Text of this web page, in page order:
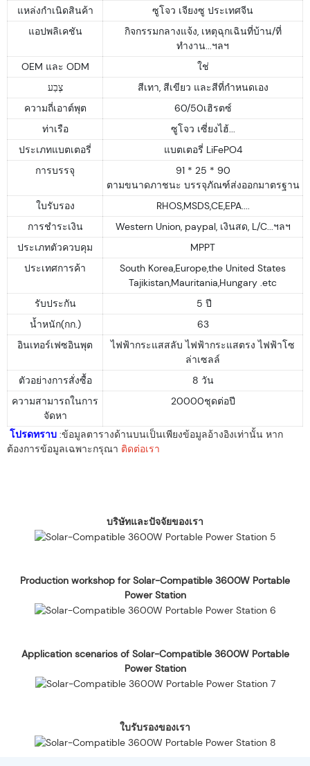
แหล่งกำเนิดสินค้า
ซูโจว เจียงซู ประเทศจีน
แอปพลิเคชัน
กิจกรรมกลางแจ้ง, เหตุฉุกเฉินที่บ้าน/ที่
ทำงาน...ฯลฯ
OEM และ ODM
ใช่
צֶבַע
สีเทา, สีเขียว และสีที่กำหนดเอง
ความถี่เอาต์พุต
60/50เฮิรตซ์
ท่าเรือ
ซูโจว เซี่ยงไฮ้...
ประเภทแบตเตอรี่
แบตเตอรี่ LiFePO4
การบรรจุ
91 * 25 * 90
ตามขนาดภาชนะ บรรจุภัณฑ์ส่งออกมาตรฐาน
ใบรับรอง
RHOS,MSDS,CE,EPA....
การชำระเงิน
Western Union, paypal, เงินสด, L/C...ฯลฯ
ประเภทตัวควบคุม
MPPT
ประเทศการค้า
South Korea,Europe,the United States
Tajikistan,Mauritania,Hungary .etc
รับประกัน
5 ปี
น้ำหนัก(กก.)
63
อินเทอร์เฟซอินพุต
ไฟฟ้ากระแสสลับ ไฟฟ้ากระแสตรง ไฟฟ้าโซ
ล่าเซลล์
ตัวอย่างการสั่งซื้อ
8 วัน
ความสามารถในการ
จัดหา
20000ชุดต่อปี
โปรดทราบ :ข้อมูลตารางด้านบนเป็นเพียงข้อมูลอ้างอิงเท่านั้น หาก
ต้องการข้อมูลเฉพาะกรุณา ติดต่อเรา
บริษัทและปัจจัยของเรา
Production workshop for Solar-Compatible 3600W Portable
Power Station
Application scenarios of Solar-Compatible 3600W Portable
Power Station
ใบรับรองของเรา